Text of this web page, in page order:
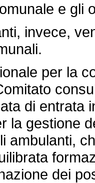
e gli
invece,
per la
di entrata
la gestione
ambulanti,
dei